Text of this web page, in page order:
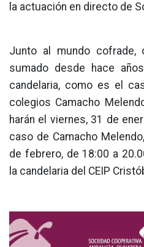
la actuación en directo de
Junto al mundo cofrade,
sumado desde hace
candelaria, como es el
colegios Camacho
harán el viernes, 31 de
caso de Camacho
de febrero, de 18:00 a
la candelaria del CEIP